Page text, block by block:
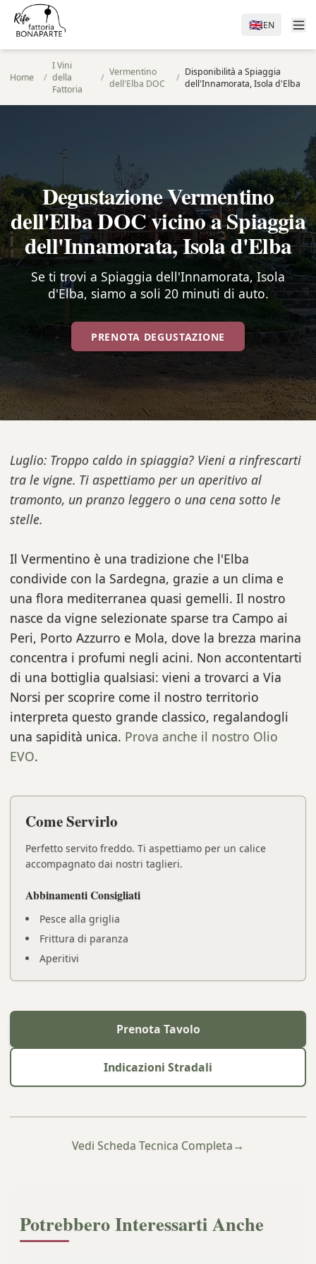
🇬🇧EN
Home /
I Vini
della
Fattoria
/ Vermentino
dell'Elba DOC
/ Disponibilità a Spiaggia
dell'Innamorata, Isola d'Elba
Degustazione Vermentino
dell'Elba DOC vicino a Spiaggia
dell'Innamorata, Isola d'Elba
Se ti trovi a Spiaggia dell'Innamorata, Isola
d'Elba, siamo a soli 20 minuti di auto.
PRENOTA DEGUSTAZIONE
Luglio: Troppo caldo in spiaggia? Vieni a rinfrescarti
tra le vigne. Ti aspettiamo per un aperitivo al
tramonto, un pranzo leggero o una cena sotto le
stelle.
Il Vermentino è una tradizione che l'Elba
condivide con la Sardegna, grazie a un clima e
una flora mediterranea quasi gemelli. Il nostro
nasce da vigne selezionate sparse tra Campo ai
Peri, Porto Azzurro e Mola, dove la brezza marina
concentra i profumi negli acini. Non accontentarti
di una bottiglia qualsiasi: vieni a trovarci a Via
Norsi per scoprire come il nostro territorio
interpreta questo grande classico, regalandogli
una sapidità unica. Prova anche il nostro Olio
EVO.
Come Servirlo
Perfetto servito freddo. Ti aspettiamo per un calice
accompagnato dai nostri taglieri.
Abbinamenti Consigliati
Pesce alla griglia
Frittura di paranza
Aperitivi
Prenota Tavolo
Indicazioni Stradali
Vedi Scheda Tecnica Completa→
Potrebbero Interessarti Anche